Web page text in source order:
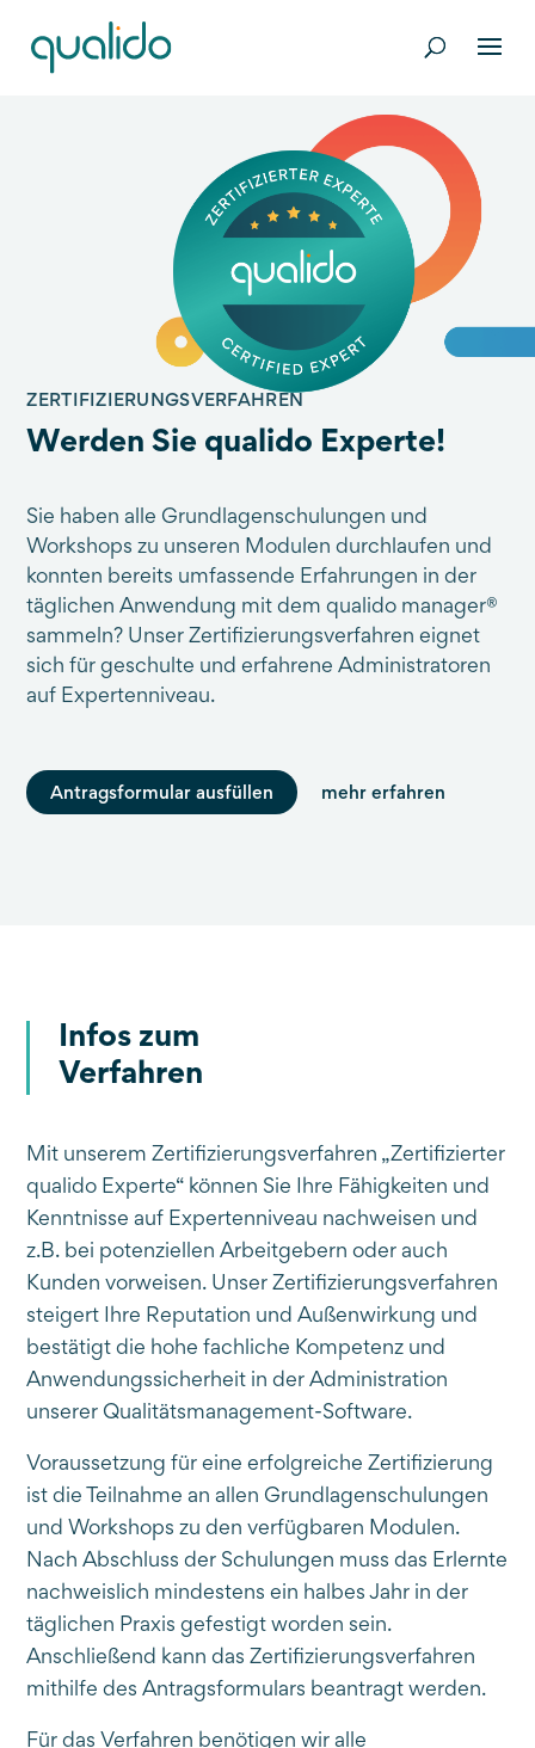
ZERTIFIZIERUNGSVERFAHREN
Werden Sie qualido Experte!
Sie haben alle Grundlagenschulungen und
Workshops zu unseren Modulen durchlaufen und
konnten bereits umfassende Erfahrungen in der
täglichen Anwendung mit dem qualido manager®
sammeln? Unser Zertifizierungsverfahren eignet
sich für geschulte und erfahrene Administratoren
auf Expertenniveau.
Antragsformular ausfüllen mehr erfahren
Infos zum
Ver­fah­ren
Mit unserem Zertifizierungsverfahren „Zertifizierter
qualido Experte“ können Sie Ihre Fähigkeiten und
Kenntnisse auf Expertenniveau nachweisen und
z.B. bei potenziellen Arbeitgebern oder auch
Kunden vorweisen. Unser Zertifizierungsverfahren
steigert Ihre Reputation und Außenwirkung und
bestätigt die hohe fachliche Kompetenz und
Anwendungssicherheit in der Administration
unserer Qualitätsmanagement-Software.
Voraussetzung für eine erfolgreiche Zertifizierung
ist die Teilnahme an allen Grundlagenschulungen
und Workshops zu den verfügbaren Modulen.
Nach Abschluss der Schulungen muss das Erlernte
nachweislich mindestens ein halbes Jahr in der
täglichen Praxis gefestigt worden sein.
Anschließend kann das Zertifizierungsverfahren
mithilfe des Antragsformulars beantragt werden.
Für das Verfahren benötigen wir alle